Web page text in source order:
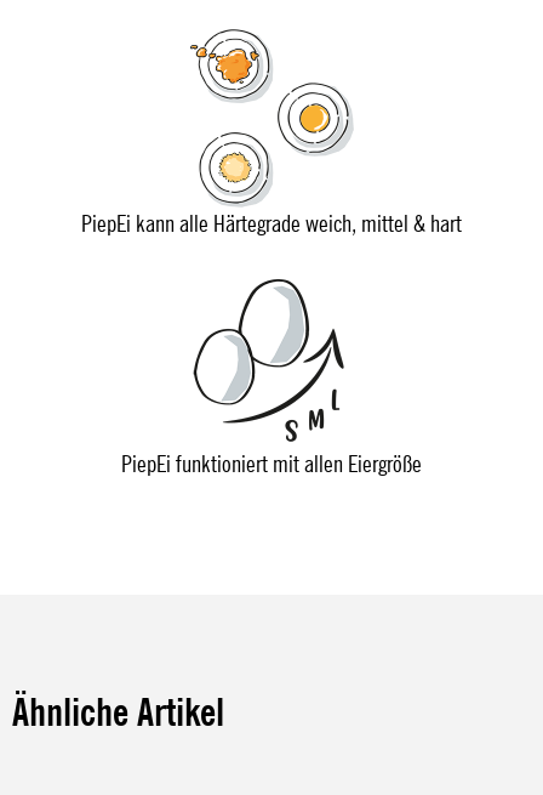
PiepEi kann alle Härtegrade weich, mittel & hart
PiepEi funktioniert mit allen Eiergröße
Ähnliche Artikel